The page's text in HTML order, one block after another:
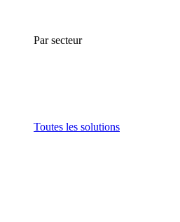
Par secteur
Toutes les solutions